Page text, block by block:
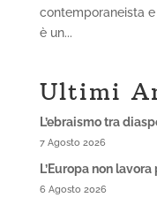
contemporaneista
è un...
Ultimi
L’ebraismo tra
7 Agosto 2026
L’Europa non
6 Agosto 2026